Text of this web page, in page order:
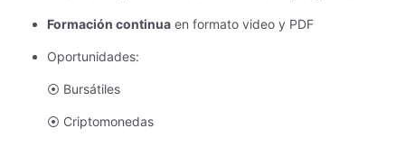
Formación continua en formato video y PDF
Oportunidades:
⦿ Bursátiles
⦿ Criptomonedas